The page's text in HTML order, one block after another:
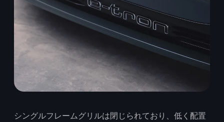
シングルフレームグリルは閉じられており、低く配置